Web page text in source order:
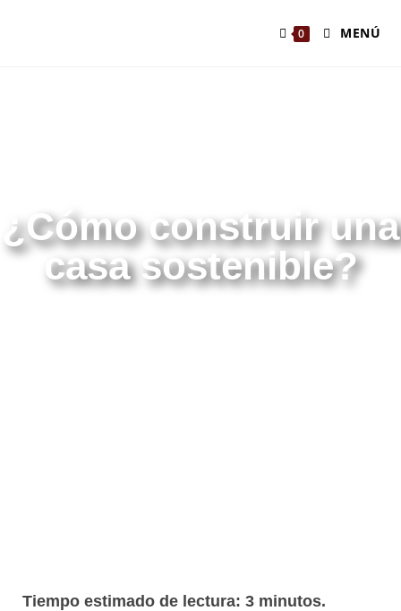
0 MENÚ
¿Cómo construir una
casa sostenible?
Tiempo estimado de lectura: 3 minutos.